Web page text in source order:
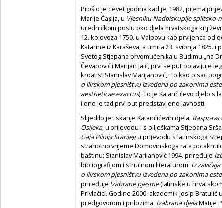
Prošlo je devet godina kad je, 1982, prema
Marije Čaglja, u Vjesniku Nadbiskupije splitsko-
uredničkom poslu oko djela hrvatskoga
12. kolovoza 1750. u Valpovu kao prvijenca od
Katarine iz Karaševa, a umrla 23. svibnja 1825.
Svetog Stjepana prvomučenika u Budimu „na
Čevapović i Marijan Jaić, prvi se put pojavljuje
kroatist Stanislav Marijanović, i to kao pisac
o ilirskom pjesništvu izvedena po zakonima
aestheticae exactus). To je Katančićevo djelo s
i ono je tad prvi put predstavljeno javnosti.
Slijedilo je tiskanje Katančićevih djela:
Osijeka, u prijevodu i s bilješkama Stjepana
Gaja Plinija Starijegu prijevodu s latinskoga
strahotno vrijeme Domovinskoga rata
baštinu: Stanislav Marijanović 1994. priređuje
bibliografijom i stručnom literaturom: Iz
o ilirskom pjesništvu izvedena po zakonima
priređuje Izabrane pjesme(latinske u
Privlačici. Godine 2000. akademik Josip
predgovorom i prilozima, Izabrana djelaMatije